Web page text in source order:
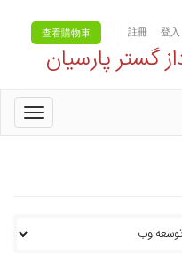
登入
註冊
查看購物車
گستر پارسیان